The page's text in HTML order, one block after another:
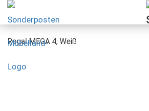
Regal MEGA 4, Weiß